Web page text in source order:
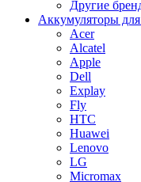
Другие
Аккумуляторы
Acer
Alcatel
Apple
Dell
Explay
Fly
HTC
Huawei
Lenovo
LG
Micromax